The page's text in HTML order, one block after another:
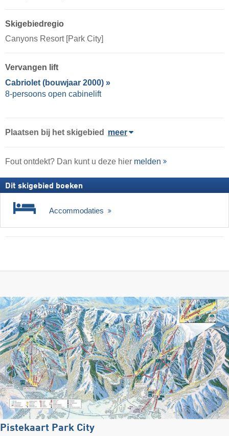
Skigebiedregio
Canyons Resort [Park City]
Vervangen lift
Cabriolet (bouwjaar 2000) »
8-persoons open cabinelift
Plaatsen bij het skigebied meer
Fout ontdekt? Dan kunt u deze hier melden
Dit skigebied boeken
Accommodaties
Pistekaart Park City